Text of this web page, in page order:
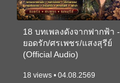
18 บทเพลงดังจากฟากฟ้า -
ยอดรัก/ศรเพชร/แสงสุรีย์
(Official Audio)
18 views • 04.08.2569